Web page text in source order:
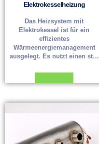
Elektrokesselheizung
Das Heizsystem mit
Elektrokessel ist für ein
effizientes
Wärmeenergiemanagement
ausgelegt. Es nutzt einen st…